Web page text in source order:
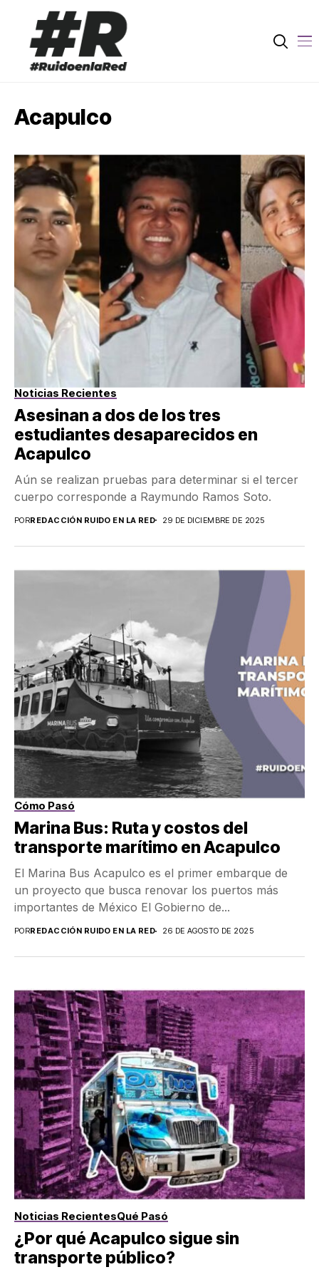
Acapulco
Noticias Recientes
Asesinan a dos de los tres
estudiantes desaparecidos en
Acapulco
Aún se realizan pruebas para determinar si el tercer
cuerpo corresponde a Raymundo Ramos Soto.
PORREDACCIÓN RUIDO EN LA RED 29 DE DICIEMBRE DE 2025
Cómo Pasó
Marina Bus: Ruta y costos del
transporte marítimo en Acapulco
El Marina Bus Acapulco es el primer embarque de
un proyecto que busca renovar los puertos más
importantes de México El Gobierno de...
PORREDACCIÓN RUIDO EN LA RED 26 DE AGOSTO DE 2025
Noticias RecientesQué Pasó
¿Por qué Acapulco sigue sin
transporte público?